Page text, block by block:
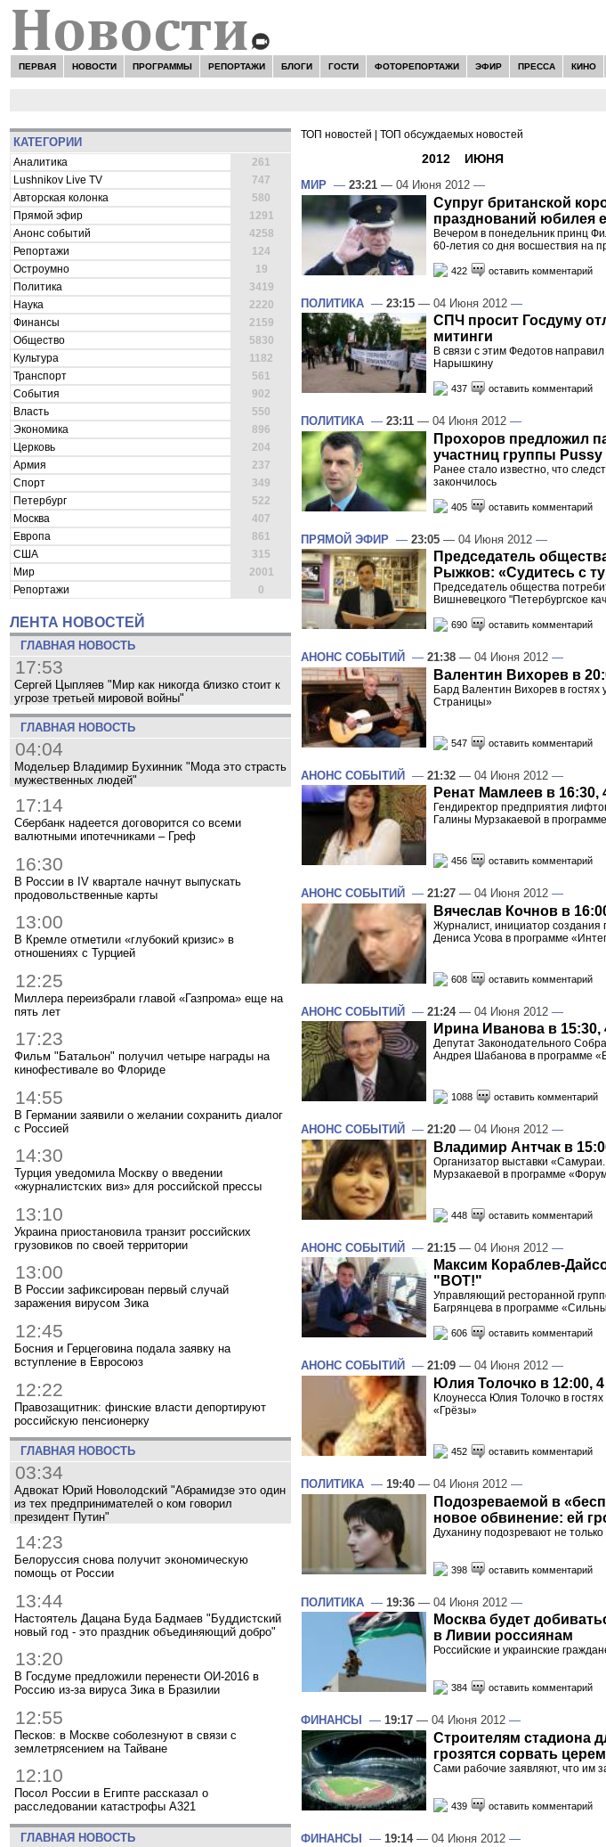
ПЕРВАЯ НОВОСТИ ПРОГРАММЫ РЕПОРТАЖИ БЛОГИ ГОСТИ ФОТОРЕПОРТАЖИ ЭФИР ПРЕССА КИНО
КАТЕГОРИИ
Аналитика
261
Lushnikov Live TV
747
Авторская колонка
580
Прямой эфир
1291
Анонс событий
4258
Репортажи
124
Остроумно
19
Политика
3419
Наука
2220
Финансы
2159
Общество
5830
Культура
1182
Транспорт
561
События
902
Власть
550
Экономика
896
Церковь
204
Армия
237
Спорт
349
Петербург
522
Москва
407
Европа
861
США
315
Мир
2001
Репортажи
0
ЛЕНТА НОВОСТЕЙ
ГЛАВНАЯ НОВОСТЬ
17:53
Сергей Цыпляев "Мир как никогда близко стоит к
угрозе третьей мировой войны"
ГЛАВНАЯ НОВОСТЬ
04:04
Модельер Владимир Бухинник "Мода это страсть
мужественных людей"
17:14
Сбербанк надеется договорится со всеми
валютными ипотечниками – Греф
16:30
В России в IV квартале начнут выпускать
продовольственные карты
13:00
В Кремле отметили «глубокий кризис» в
отношениях с Турцией
12:25
Миллера переизбрали главой «Газпрома» еще на
пять лет
17:23
Фильм "Батальон" получил четыре награды на
кинофестивале во Флориде
14:55
В Германии заявили о желании сохранить диалог
с Россией
14:30
Турция уведомила Москву о введении
«журналистских виз» для российской прессы
13:10
Украина приостановила транзит российских
грузовиков по своей территории
13:00
В России зафиксирован первый случай
заражения вирусом Зика
12:45
Босния и Герцеговина подала заявку на
вступление в Евросоюз
12:22
Правозащитник: финские власти депортируют
российскую пенсионерку
ГЛАВНАЯ НОВОСТЬ
03:34
Адвокат Юрий Новолодский "Абрамидзе это один
из тех предпринимателей о ком говорил
президент Путин"
14:23
Белоруссия снова получит экономическую
помощь от России
13:44
Настоятель Дацана Буда Бадмаев "Буддистский
новый год - это праздник объединяющий добро"
13:20
В Госдуме предложили перенести ОИ-2016 в
Россию из-за вируса Зика в Бразилии
12:55
Песков: в Москве соболезнуют в связи с
землетрясением на Тайване
12:10
Посол России в Египте рассказал о
расследовании катастрофы A321
ГЛАВНАЯ НОВОСТЬ
ТОП новостей ТОП обсуждаемых новостей
2012 ИЮНЯ
МИР — 23:21 — 04 Июня 2012 —
Супруг британской
празднований юбилея
Вечером в понедельник принц
60-летия со дня восшествия на
422 оставить комментарий
ПОЛИТИКА — 23:15 — 04 Июня 2012 —
СПЧ просит Госдуму
митинги
В связи с этим Федотов
Нарышкину
437 оставить комментарий
ПОЛИТИКА — 23:11 — 04 Июня 2012 —
Прохоров предложил
участниц группы Pussy
Ранее стало известно, что
закончилось
405 оставить комментарий
ПРЯМОЙ ЭФИР — 23:05 — 04 Июня 2012 —
Председатель
Рыжков: «Судитесь с
Председатель общества
Вишневецкого "Петербургское
690 оставить комментарий
АНОНС СОБЫТИЙ — 21:38 — 04 Июня 2012 —
Валентин Вихорев в
Бард Валентин Вихорев в
Страницы»
547 оставить комментарий
АНОНС СОБЫТИЙ — 21:32 — 04 Июня 2012 —
Ренат Мамлеев в
Гендиректор предприятия
Галины Мурзакаевой в
456 оставить комментарий
АНОНС СОБЫТИЙ — 21:27 — 04 Июня 2012 —
Вячеслав Кочнов в
Журналист, инициатор создания
Дениса Усова в программе
608 оставить комментарий
АНОНС СОБЫТИЙ — 21:24— 04 Июня 2012 —
Ирина Иванова в
Депутат Законодательного
Андрея Шабанова в программе
1088 оставить комментарий
АНОНС СОБЫТИЙ — 21:20 — 04 Июня 2012 —
Владимир Антчак в
Организатор выставки
Мурзакаевой в программе
448 оставить комментарий
АНОНС СОБЫТИЙ — 21:15 — 04 Июня 2012 —
Максим Кораблев-
"ВОТ!"
Управляющий ресторанной
Багрянцева в программе
606 оставить комментарий
АНОНС СОБЫТИЙ — 21:09 — 04 Июня 2012 —
Юлия Толочко в 12:00,
Клоунесса Юлия Толочко в
«Грёзы»
452 оставить комментарий
ПОЛИТИКА — 19:40 — 04 Июня 2012 —
Подозреваемой в
новое обвинение: ей
Духанину подозревают не
398 оставить комментарий
ПОЛИТИКА — 19:36 — 04 Июня 2012 —
Москва будет
в Ливии россиянам
Российские и украинские
384 оставить комментарий
ФИНАНСЫ — 19:17 — 04 Июня 2012 —
Строителям стадиона
грозятся сорвать
Сами рабочие заявляют, что им
439 оставить комментарий
ФИНАНСЫ — 19:14— 04 Июня 2012 —